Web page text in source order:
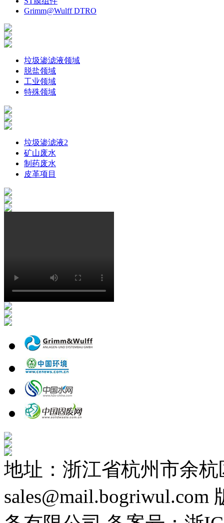
Grimm@Wulff DTRO
垃圾渗滤液领域
脱盐领域
工业领域
特殊领域
垃圾渗滤液2
矿山废水
制药废水
皮革项目
地址：浙江省杭州市余